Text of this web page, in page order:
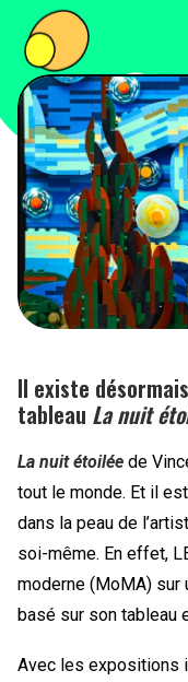
Il existe
tableau La nuit
La nuit étoilée de
tout le monde. Et il
dans la peau de
soi-même. En effet,
moderne (MoMA) sur
basé sur son tableau
Avec les expositions